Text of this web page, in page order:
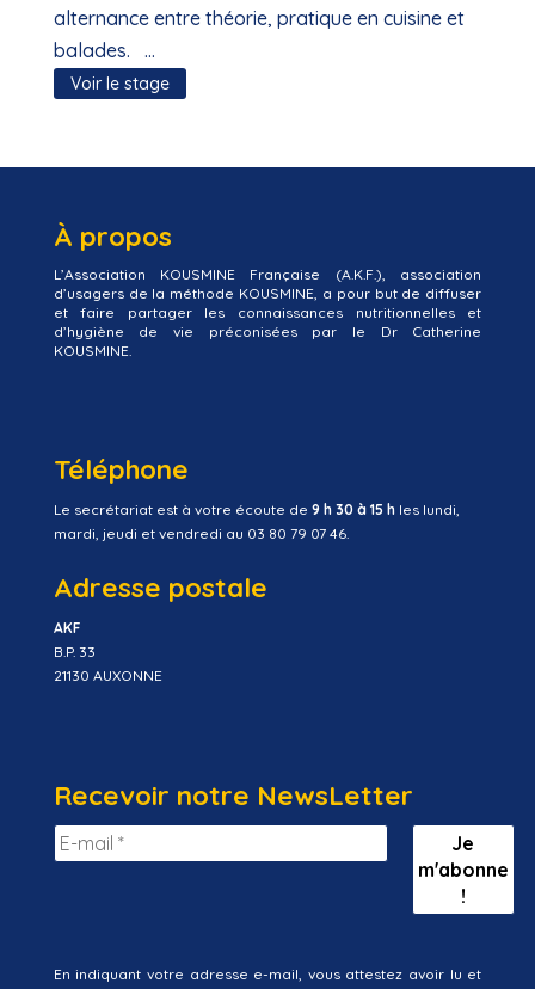
alternance entre théorie, pratique en cuisine et
balades. ...
Voir le stage
À propos
L’Association KOUSMINE Française (A.K.F.), association
d’usagers de la méthode KOUSMINE, a pour but de diffuser
et faire partager les connaissances nutritionnelles et
d’hygiène de vie préconisées par le Dr Catherine
KOUSMINE.
Téléphone
Le secrétariat est à votre écoute de 9 h 30 à 15 hles lundi,
mardi, jeudi et vendredi au 03 80 79 07 46.
Adresse postale
AKF
B.P. 33
21130 AUXONNE
Recevoir notre NewsLetter
En indiquant votre adresse e-mail, vous attestez avoir lu et